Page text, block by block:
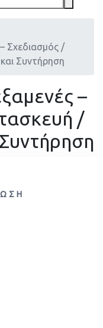
Search
Σχεδιασμός /
Συντήρηση
–
/